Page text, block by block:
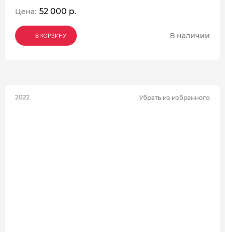
Цена: 52 000 р.
В КОРЗИНУ
В КОРЗИНУ
В КОРЗИНУ В наличии
2022 Убрать из избранного